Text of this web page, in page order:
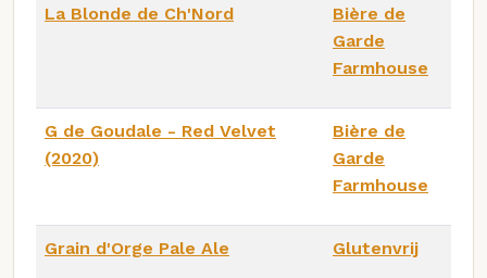
La Blonde de Ch'Nord
Bière de
Garde
Farmhouse
G de Goudale - Red Velvet
(2020)
Bière de
Garde
Farmhouse
Grain d'Orge Pale Ale Glutenvrij